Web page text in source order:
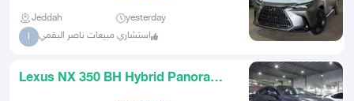
Jeddah yesterday
ا استشاري مبيعات ناصر البقمي
Lexus NX 350 BH Hybrid Panorama